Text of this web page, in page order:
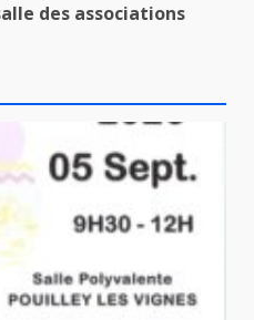
des associations